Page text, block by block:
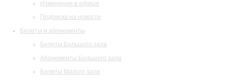
Изменения в афише
Подписка на новости
Билеты и абонементы
Билеты Большого зала
Абонементы Большого зала
Билеты Малого зала